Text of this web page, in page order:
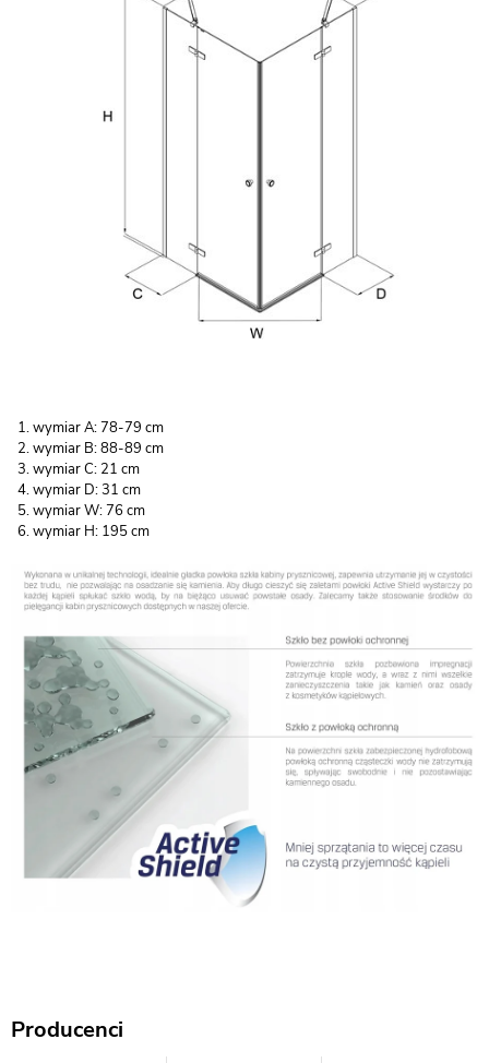
wymiar A: 78-79 cm
wymiar B: 88-89 cm
wymiar C: 21 cm
wymiar D: 31 cm
wymiar W: 76 cm
wymiar H: 195 cm
Producenci